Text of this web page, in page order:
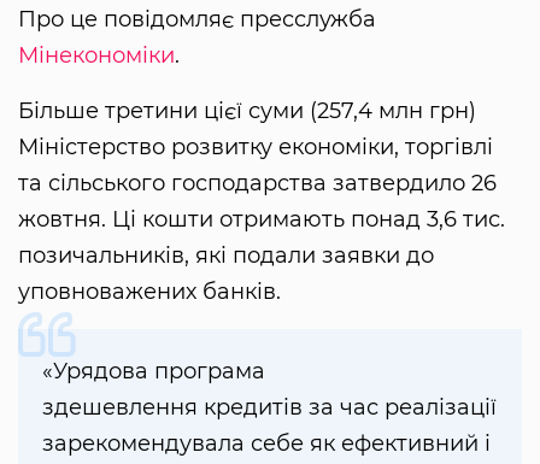
Про це повідомляє пресслужба
Мінекономіки.
Більше третини цієї суми (257,4 млн грн)
Міністерство розвитку економіки, торгівлі
та сільського господарства затвердило 26
жовтня. Ці кошти отримають понад 3,6 тис.
позичальників, які подали заявки до
уповноважених банків.
«Урядова програма
здешевлення кредитів за час реалізації
зарекомендувала себе як ефективний і